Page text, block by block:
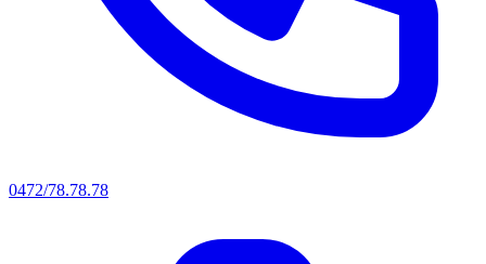
0472/78.78.78